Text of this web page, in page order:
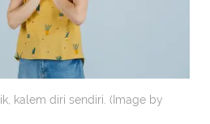
kalem diri sendiri. (Image by